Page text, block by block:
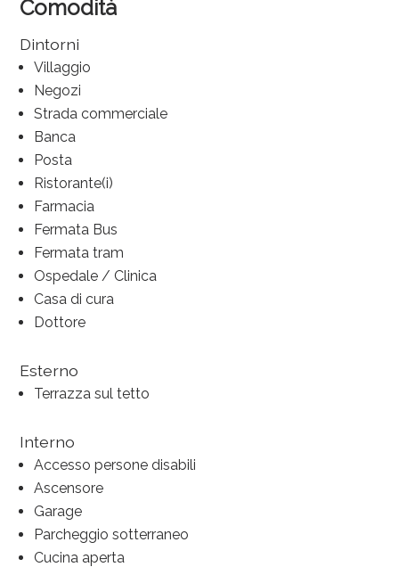
Comodità
Dintorni
Villaggio
Negozi
Strada commerciale
Banca
Posta
Ristorante(i)
Farmacia
Fermata Bus
Fermata tram
Ospedale / Clinica
Casa di cura
Dottore
Esterno
Terrazza sul tetto
Interno
Accesso persone disabili
Ascensore
Garage
Parcheggio sotterraneo
Cucina aperta